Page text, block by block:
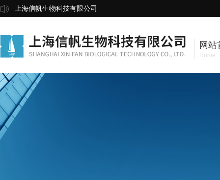
上海信帆生物科技有限公司
网站
Home